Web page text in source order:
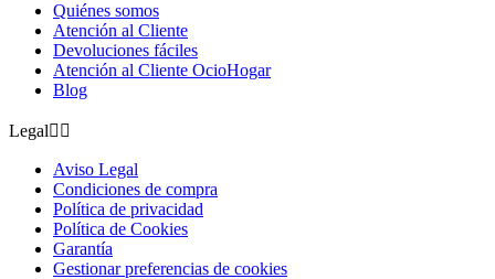
Quiénes somos
Atención al Cliente
Devoluciones fáciles
Atención al Cliente OcioHogar
Blog
Legal 
Aviso Legal
Condiciones de compra
Política de privacidad
Política de Cookies
Garantía
Gestionar preferencias de cookies